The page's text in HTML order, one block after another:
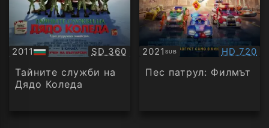
2011
БГ
аудио
Качество:
SD 360
Тайните служби на
Дядо Коледа
2021 SUB
Субтитри HD 720
Пес патрул: Филмът